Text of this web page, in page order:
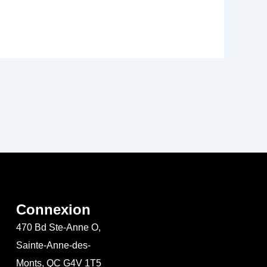
Connexion
470 Bd Ste-Anne O,
Sainte-Anne-des-
Monts, QC G4V 1T5